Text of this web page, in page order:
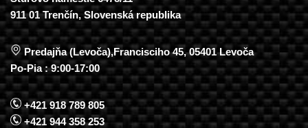
911 01 Trenčín, Slovenská republika
Predajňa (Levoča),Francisciho 45, 05401 Levoča
Po-Pia : 9:00-17:00
+421 918 789 805
+421 944 358 253